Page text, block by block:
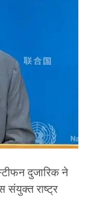
दुजारिक ने
संयुक्त राष्ट्र